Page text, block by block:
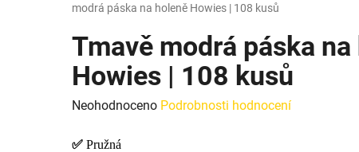
modrá páska na holeně Howies | 108 kusů
Tmavě modrá páska
Howies | 108 kusů
Průměrné
produktu
Neohodnoceno Podrobnosti hodnocení
✅ Pružná